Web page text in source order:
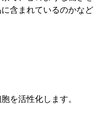
含まれているのかなど
を活性化します。